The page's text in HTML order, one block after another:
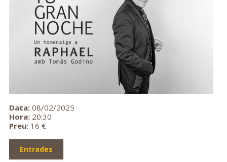
Data: 08/02/2025
Hora: 20:30
Preu: 16 €
Entrades